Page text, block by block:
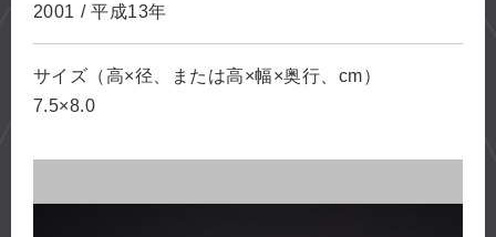
2001 / 平成13年
サイズ（高×径、または高×幅×奥行、cm）
7.5×8.0